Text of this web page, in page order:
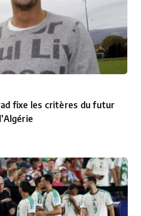
fixe les critères du futur